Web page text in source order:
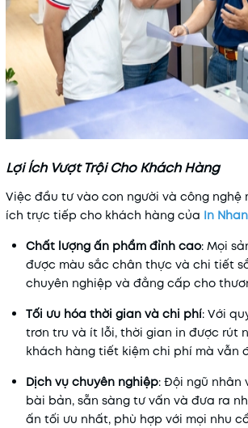
Lợi Ích Vượt Trội Cho Khách Hàng
Việc đầu tư vào con người và công nghệ
ích trực tiếp cho khách hàng của In
Chất lượng ấn phẩm đỉnh cao: Mọi
được màu sắc chân thực và chi tiết
chuyên nghiệp và đẳng cấp cho
Tối ưu hóa thời gian và chi phí: Với
trơn tru và ít lỗi, thời gian in được rút
khách hàng tiết kiệm chi phí mà vẫn
Dịch vụ chuyên nghiệp: Đội ngũ
bài bản, sẵn sàng tư vấn và đưa ra
ấn tối ưu nhất, phù hợp với mọi nhu